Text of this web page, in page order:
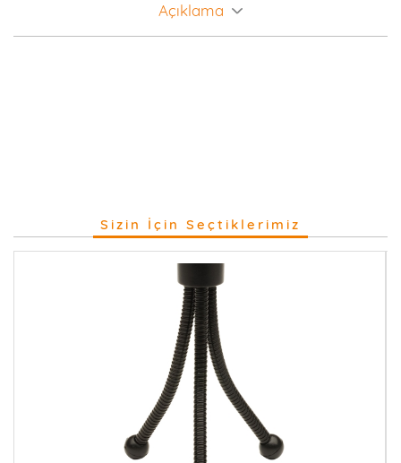
Açıklama
Sizin İçin Seçtiklerimiz